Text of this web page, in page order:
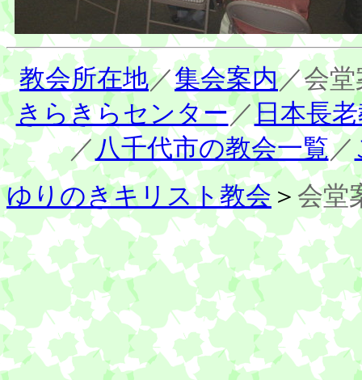
教会所在地／集会案内／会
きらきらセンター／日本長
／ 八千代市の教会一覧／
ゆりのきキリスト教会 ＞ 会堂